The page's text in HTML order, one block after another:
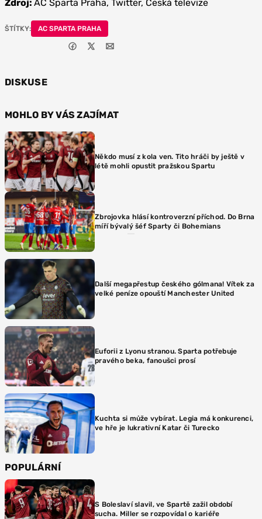
Zdroj: AC Sparta Praha, Twitter, Česká televize
ŠTÍTKY: AC SPARTA PRAHA
DISKUSE
MOHLO BY VÁS ZAJÍMAT
Někdo musí z kola ven. Tito hráči by ještě v
létě mohli opustit pražskou Spartu
Zbrojovka hlásí kontroverzní příchod. Do Brna
míří bývalý šéf Sparty či Bohemians
Další megapřestup českého gólmana! Vítek za
velké peníze opouští Manchester United
Euforii z Lyonu stranou. Sparta potřebuje
pravého beka, fanoušci prosí
Kuchta si může vybírat. Legia má konkurenci,
ve hře je lukrativní Katar či Turecko
POPULÁRNÍ
S Boleslaví slavil, ve Spartě zažil období
sucha. Miller se rozpovídal o kariéře